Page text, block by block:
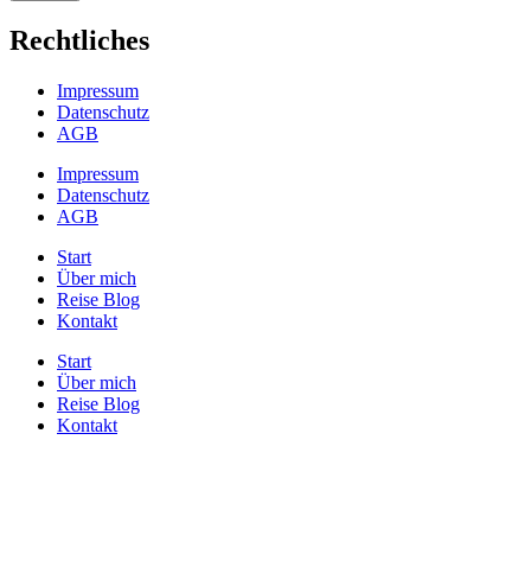
Rechtliches
Impressum
Datenschutz
AGB
Impressum
Datenschutz
AGB
Start
Über mich
Reise Blog
Kontakt
Start
Über mich
Reise Blog
Kontakt